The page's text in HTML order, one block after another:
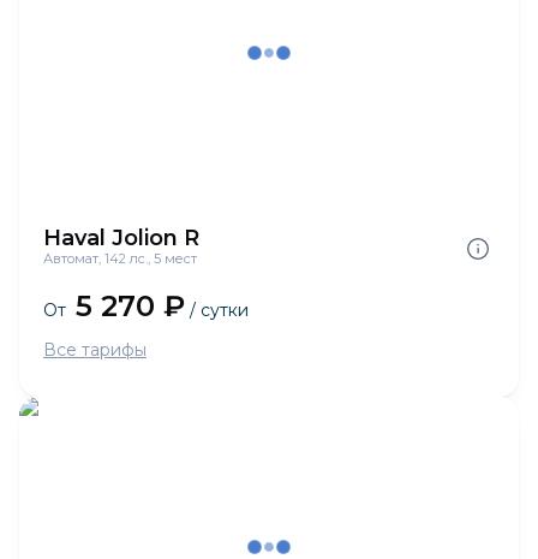
Haval Jolion R
Автомат, 142 лс., 5 мест
От 5 270 ₽ / сутки
Все тарифы